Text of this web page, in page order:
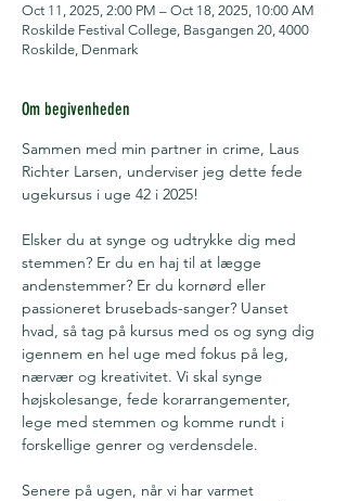
Oct 11, 2025, 2:00 PM – Oct 18, 2025, 10:00 AM
Roskilde Festival College, Basgangen 20, 4000
Roskilde, Denmark
Om begivenheden
Sammen med min partner in crime, Laus
Richter Larsen, underviser jeg dette fede
ugekursus i uge 42 i 2025!
Elsker du at synge og udtrykke dig med
stemmen? Er du en haj til at lægge
andenstemmer? Er du kornørd eller
passioneret brusebads-sanger? Uanset
hvad, så tag på kursus med os og syng dig
igennem en hel uge med fokus på leg,
nærvær og kreativitet. Vi skal synge
højskolesange, fede korarrangementer,
lege med stemmen og komme rundt i
forskellige genrer og verdensdele.
Senere på ugen, når vi har varmet